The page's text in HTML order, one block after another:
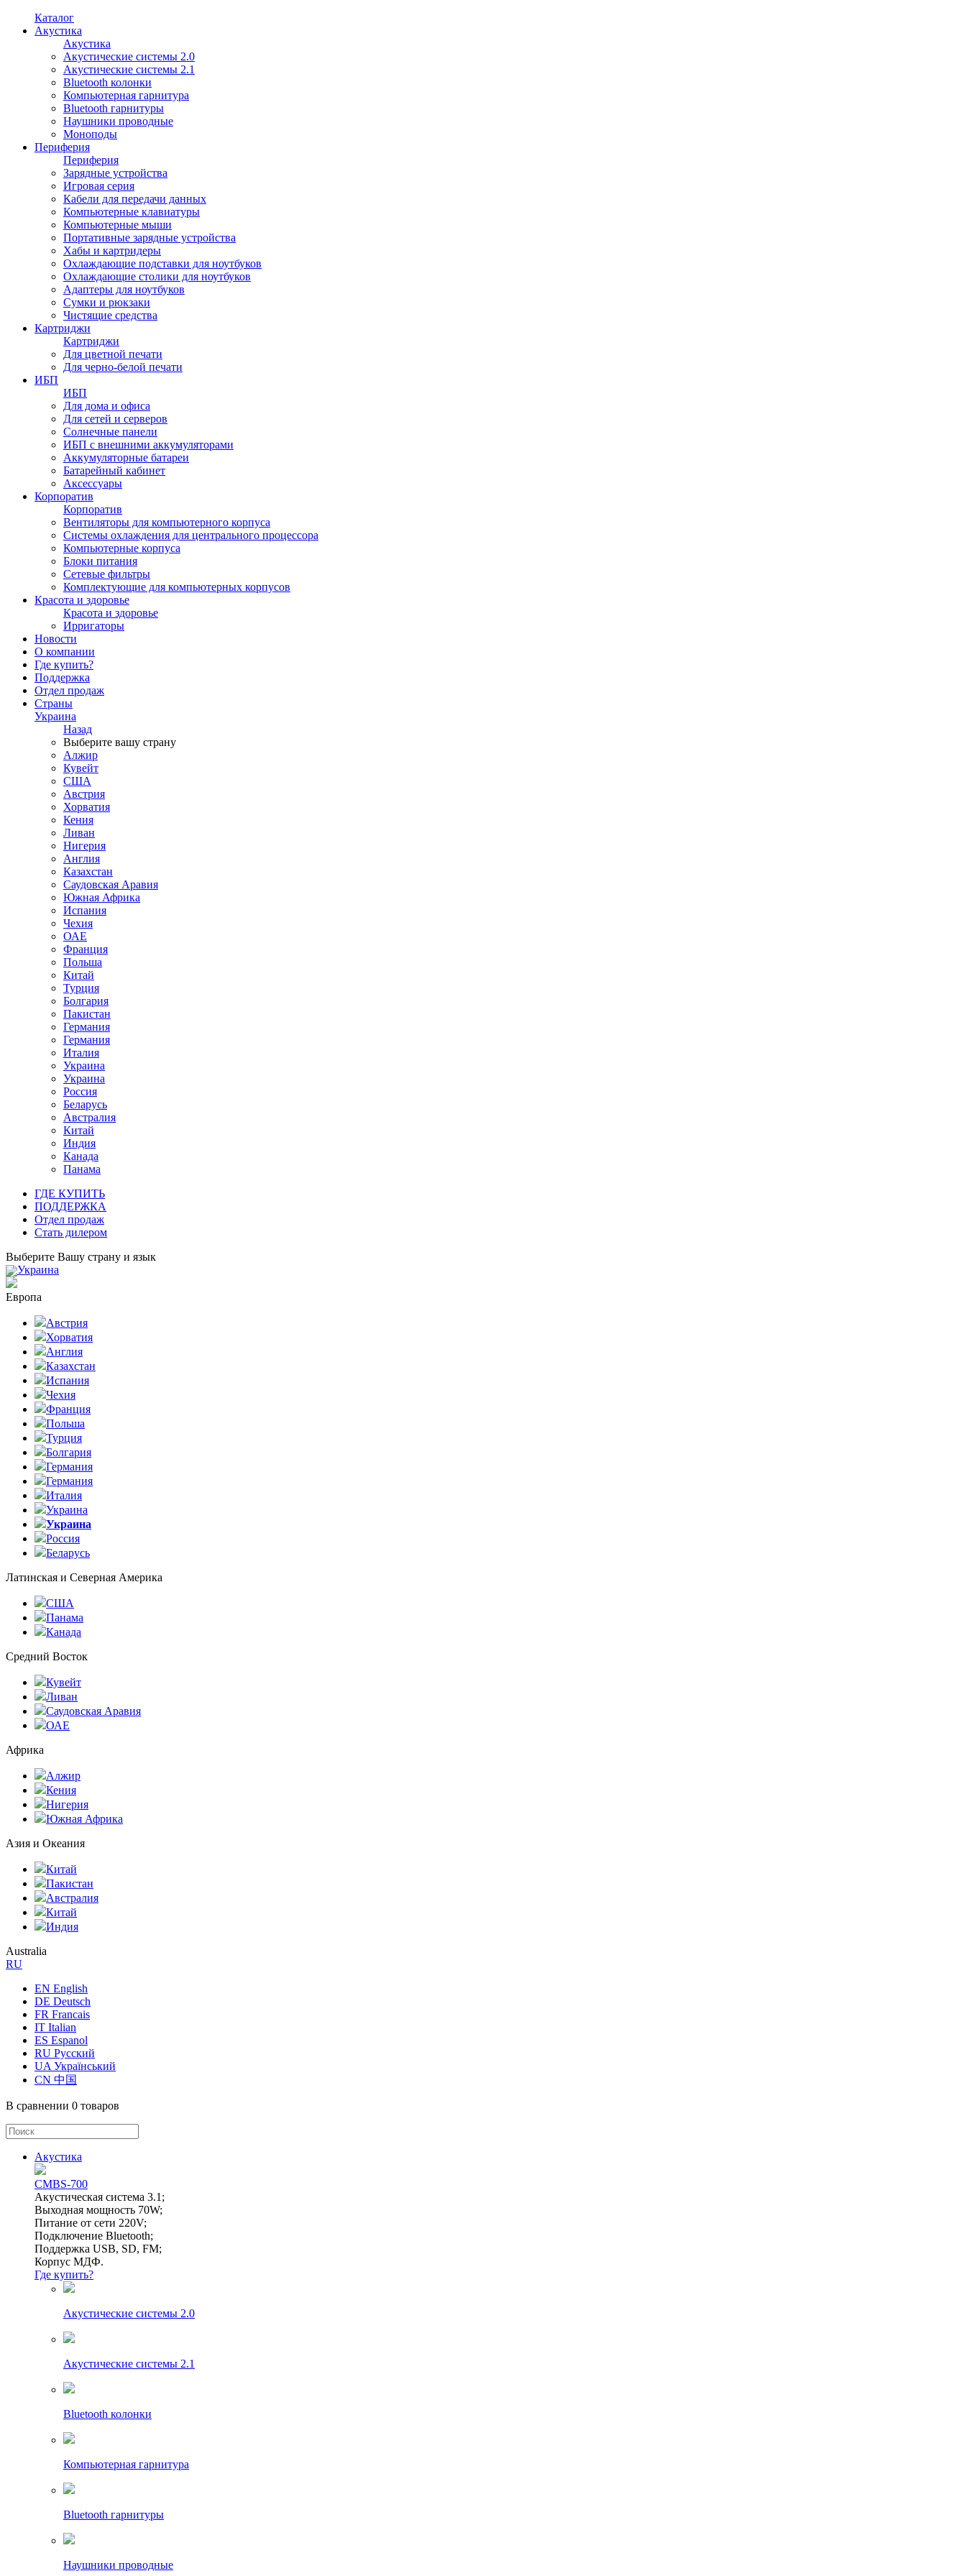
Каталог
Акустика
Акустика
Акустические системы 2.0
Акустические системы 2.1
Bluetooth колонки
Компьютерная гарнитура
Bluetooth гарнитуры
Наушники проводные
Моноподы
Периферия
Периферия
Зарядные устройства
Игровая серия
Кабели для передачи данных
Компьютерные клавиатуры
Компьютерные мыши
Портативные зарядные устройства
Хабы и картридеры
Охлаждающие подставки для ноутбуков
Охлаждающие столики для ноутбуков
Адаптеры для ноутбуков
Сумки и рюкзаки
Чистящие средства
Картриджи
Картриджи
Для цветной печати
Для черно-белой печати
ИБП
ИБП
Для дома и офиса
Для сетей и серверов
Солнечные панели
ИБП с внешними аккумуляторами
Аккумуляторные батареи
Батарейный кабинет
Аксессуары
Корпоратив
Корпоратив
Вентиляторы для компьютерного корпуса
Системы охлаждения для центрального процессора
Компьютерные корпуса
Блоки питания
Сетевые фильтры
Комплектующие для компьютерных корпусов
Красота и здоровье
Красота и здоровье
Ирригаторы
Новости
О компании
Где купить?
Поддержка
Отдел продаж
Страны
Украина
Назад
Выберите вашу страну
Алжир
Кувейт
США
Австрия
Хорватия
Кения
Ливан
Нигерия
Англия
Казахстан
Саудовская Аравия
Южная Африка
Испания
Чехия
ОАЕ
Франция
Польша
Китай
Турция
Болгария
Пакистан
Германия
Германия
Италия
Украина
Украина
Россия
Беларусь
Австралия
Китай
Индия
Канада
Панама
ГДЕ КУПИТЬ
ПОДДЕРЖКА
Отдел продаж
Стать дилером
Выберите Вашу страну и язык
Украина
Европа
Австрия
Хорватия
Англия
Казахстан
Испания
Чехия
Франция
Польша
Турция
Болгария
Германия
Германия
Италия
Украина
Украина
Россия
Беларусь
Латинская и Северная Америка
США
Панама
Канада
Средний Восток
Кувейт
Ливан
Саудовская Аравия
ОАЕ
Африка
Алжир
Кения
Нигерия
Южная Африка
Азия и Океания
Китай
Пакистан
Австралия
Китай
Индия
Australia
RU
EN English
DE Deutsch
FR Francais
IT Italian
ES Espanol
RU Русский
UA Український
CN 中国
В сравнении 0 товаров
Акустика
CMBS-700
Акустическая система 3.1;
Выходная мощность 70W;
Питание от сети 220V;
Подключение Bluetooth;
Поддержка USB, SD, FM;
Корпус МДФ.
Где купить?
Акустические системы 2.0
Акустические системы 2.1
Bluetooth колонки
Компьютерная гарнитура
Bluetooth гарнитуры
Наушники проводные